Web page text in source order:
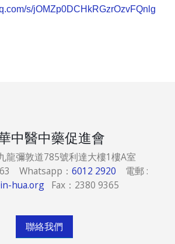
s/jOMZp0DCHkRGzrOzvFQnlg
中醫中藥促進會
龍彌敦道785號利達大樓1樓A室
Whatsapp： 6012 2920 電郵 :
hua.orgFax：2380 9365
聯絡我們